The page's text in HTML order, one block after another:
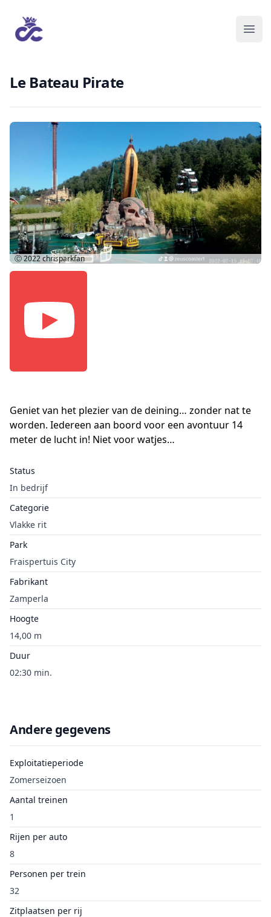
Le Bateau Pirate
Geniet van het plezier van de deining… zonder nat te
worden. Iedereen aan boord voor een avontuur 14
meter de lucht in! Niet voor watjes…
Status
In bedrijf
Categorie
Vlakke rit
Park
Fraispertuis City
Fabrikant
Zamperla
Hoogte
14,00 m
Duur
02:30 min.
Ⓒ 2022chrisparkfan
Andere gegevens
Exploitatieperiode
Zomerseizoen
Aantal treinen
1
Rijen per auto
8
Personen per trein
32
Zitplaatsen per rij